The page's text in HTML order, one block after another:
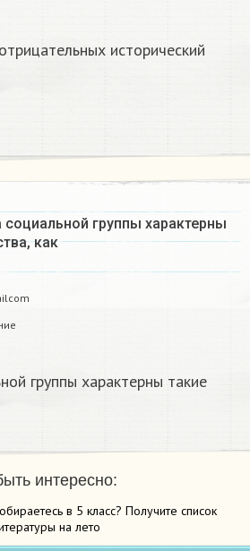
исторический
группы характерны
как
группы характерны такие
интересно:
в 5 класс? Получите список
на лето